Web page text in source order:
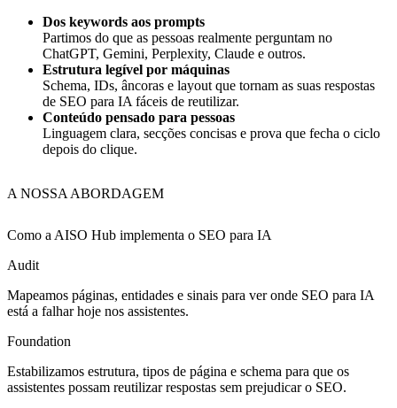
Dos keywords aos prompts
Partimos do que as pessoas realmente perguntam no
ChatGPT, Gemini, Perplexity, Claude e outros.
Estrutura legível por máquinas
Schema, IDs, âncoras e layout que tornam as suas respostas
de SEO para IA fáceis de reutilizar.
Conteúdo pensado para pessoas
Linguagem clara, secções concisas e prova que fecha o ciclo
depois do clique.
A NOSSA ABORDAGEM
Como a AISO Hub implementa o SEO para IA
Audit
Mapeamos páginas, entidades e sinais para ver onde SEO para IA
está a falhar hoje nos assistentes.
Foundation
Estabilizamos estrutura, tipos de página e schema para que os
assistentes possam reutilizar respostas sem prejudicar o SEO.